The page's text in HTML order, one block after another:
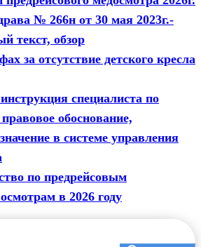
№ 266н от 30 мая 2023г.-
текст, обзор
за отсутствие детского кресла
специалиста по
обоснование,
в системе управления
по предрейсовым
в 2026 году